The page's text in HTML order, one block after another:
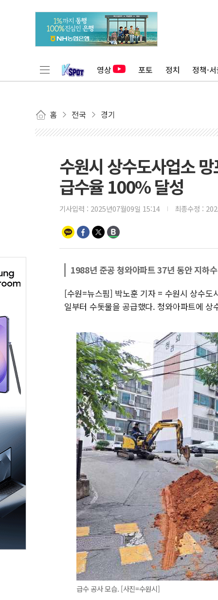
영상 포토 정치 정책·
홈 전국 경기
수원시 상수도사업소
급수율 100% 달성
기사입력 : 2025년07월09일 15:14 최종수정 :
1988년 준공 청와아파트 37년 동안 지하
[수원=뉴스핌] 박노훈 기자 = 수원시 상수도
일부터 수돗물을 공급했다. 청와아파트에
급수 공사 모습. [사진=수원시]